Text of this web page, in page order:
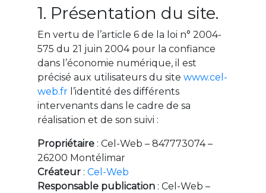
1. Présentation du site.
En vertu de l’article 6 de la loi n° 2004-
575 du 21 juin 2004 pour la confiance
dans l’économie numérique, il est
précisé aux utilisateurs du site www.cel-
web.fr l’identité des différents
intervenants dans le cadre de sa
réalisation et de son suivi :
Propriétaire : Cel-Web – 847773074 –
26200 Montélimar
Créateur : Cel-Web
Responsable publication : Cel-Web –